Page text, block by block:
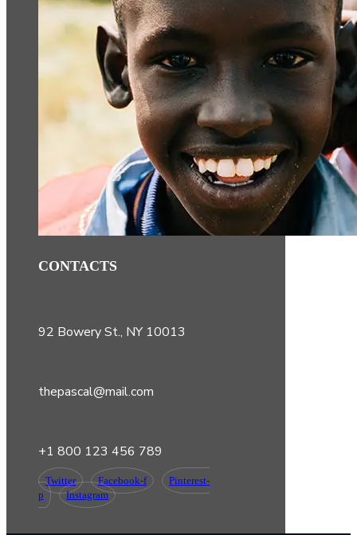
CONTACTS
92 Bowery St., NY 10013
thepascal@mail.com
+1 800 123 456 789
Twitter Facebook-f
Pinterest-
p
Instagram